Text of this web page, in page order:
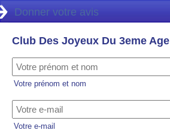
Donner votre avis
Club Des Joyeux Du 3eme Age
Votre prénom et nom
Votre e-mail